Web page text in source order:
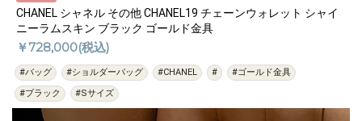
CHANEL シャネル その他 CHANEL19 チェーンウォレット シャイ
ニーラムスキン ブラック ゴールド金具
￥728,000(税込)
#バッグ #ショルダーバッグ #CHANEL #
#ゴールド金具
#ブラック
#Sサイズ